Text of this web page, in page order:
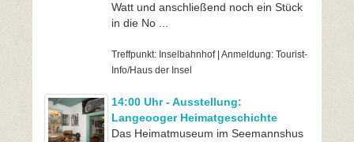
Watt und anschließend noch ein Stück
in die No ...
Treffpunkt: Inselbahnhof | Anmeldung: Tourist-
Info/Haus der Insel
14:00 Uhr - Ausstellung:
Langeooger Heimatgeschichte
Das Heimatmuseum im Seemannshus